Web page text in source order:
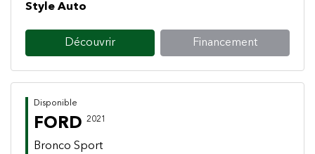
Style Auto
Découvrir Financement
Disponible
FORD 2021
Bronco Sport